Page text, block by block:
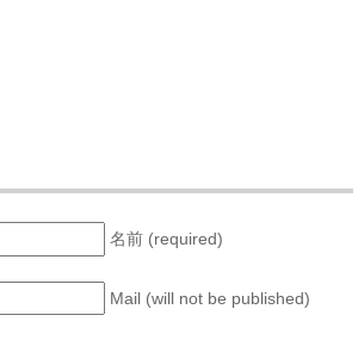
名前 (required)
Mail (will not be published)